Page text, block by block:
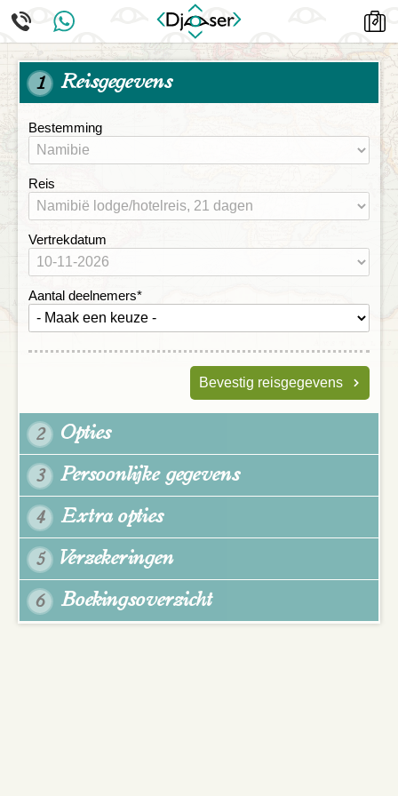
1 Reisgegevens
Bestemming
Reis
Vertrekdatum
Aantal deelnemers*
Bevestig reisgegevens
2 Opties
3 Persoonlijke gegevens
4 Extra opties
5 Verzekeringen
6 Boekingsoverzicht